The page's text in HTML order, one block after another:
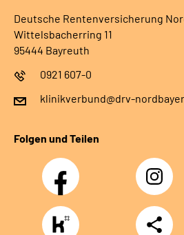
Deutsche Rentenversicherung
Wittelsbacherring 11
95444 Bayreuth
0921 607-0
klinikverbund@drv-
Folgen und Teilen
Facebook Instagram
https://www.kununu.com/de/deutsche-
rentenversicherung-
Teilen